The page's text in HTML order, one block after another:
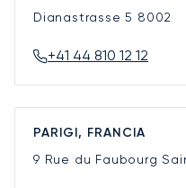
Dianastrasse 5 8002
+41 44 810 12 12
PARIGI, FRANCIA
9 Rue du Faubourg